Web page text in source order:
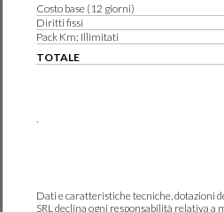
Costo base (12 giorni)
Diritti fissi
Pack Km: Illimitati
TOTALE
.
Dati e caratteristiche tecniche, dotazioni
SRL declina ogni responsabilità relativa